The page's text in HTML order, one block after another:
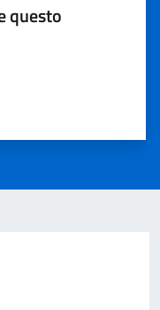
questo